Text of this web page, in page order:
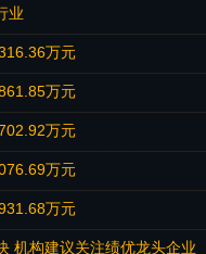
业
万元
万元
万元
万元
万元
机构建议关注绩优龙头企业